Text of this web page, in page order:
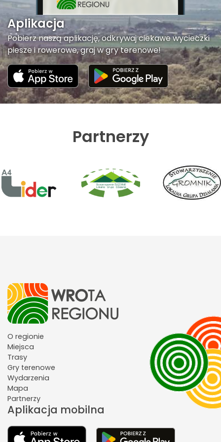
Aplikacja
Pobierz naszą aplikację, odkrywaj ciekawe wycieczki
piesze i rowerowe, graj w gry terenowe!
Partnerzy
O regionie
Miejsca
Trasy
Gry terenowe
Wydarzenia
Mapa
Partnerzy
Aplikacja mobilna